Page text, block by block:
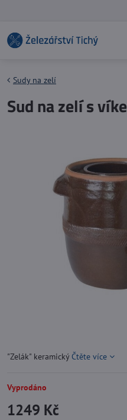
Sudy na zelí
Sud na zelí s
"Zelák" keramický Čtěte více
Vyprodáno
1249 Kč